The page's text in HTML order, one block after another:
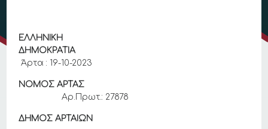
ΕΛΛΗΝΙΚΗ
ΔΗΜΟΚΡΑΤΙΑ
Άρτα : 19-10-2023
ΝΟΜΟΣ ΑΡΤΑΣ
Αρ.Πρωτ.: 27878
ΔΗΜΟΣ ΑΡΤΑΙΩΝ